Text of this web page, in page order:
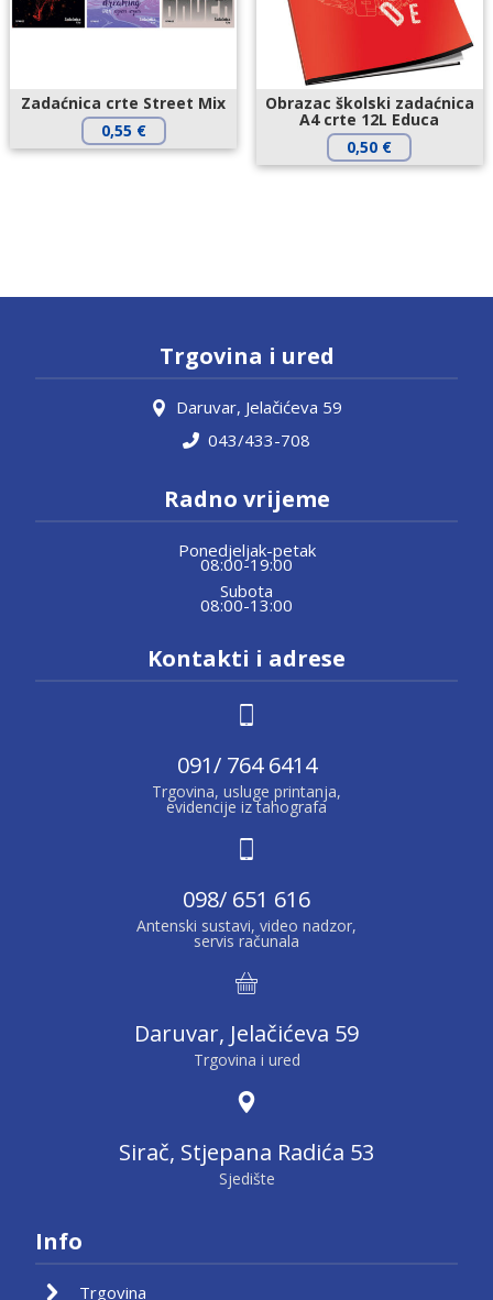
Zadaćnica crte Street Mix
0,55 €
Obrazac školski zadaćnica
A4 crte 12L Educa
0,50 €
Trgovina i ured
Daruvar, Jelačićeva 59
043/433-708
Radno vrijeme
Ponedjeljak-petak
08:00-19:00
Subota
08:00-13:00
Kontakti i adrese
091/ 764 6414
Trgovina, usluge printanja,
evidencije iz tahografa
098/ 651 616
Antenski sustavi, video nadzor,
servis računala
Daruvar, Jelačićeva 59
Trgovina i ured
Sirač, Stjepana Radića 53
Sjedište
Info
Trgovina